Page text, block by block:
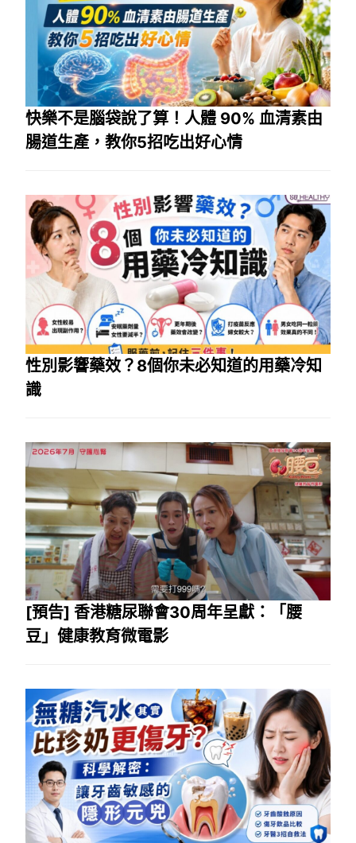
快樂不是腦袋說了算！人體 90% 血清素由
腸道生產，教你5招吃出好心情
性別影響藥效？8個你未必知道的用藥冷知
識
[預告] 香港糖尿聯會30周年呈獻：「腰
豆」健康教育微電影